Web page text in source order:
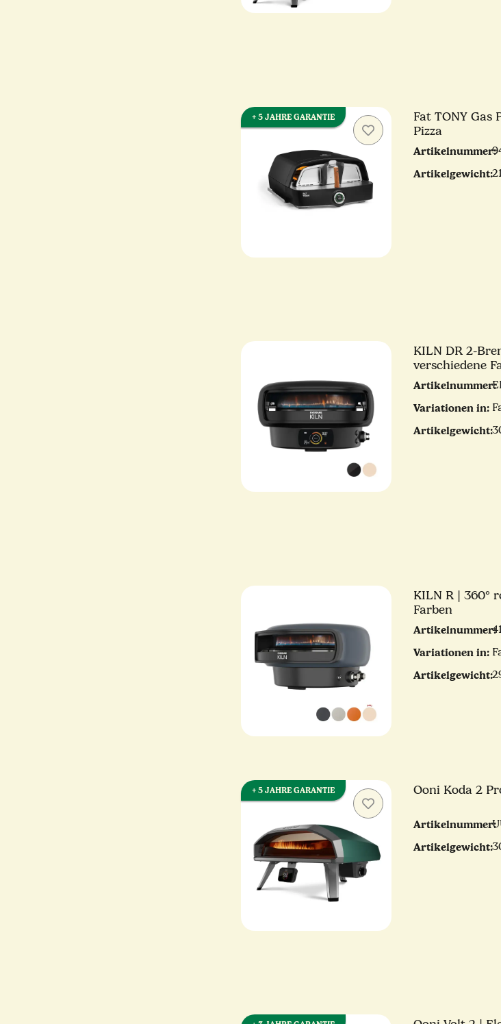
+ 5 JAHRE GARANTIE
Fat TONY Gas
Pizza
Artikelnummer:
Artikelgewicht:
KILN DR 2-
verschiedene
Artikelnummer:
Variationen in:
Artikelgewicht:
KILN R | 360°
Farben
Artikelnummer:
Variationen in:
Artikelgewicht:
+ 5 JAHRE GARANTIE Ooni Koda 2
Artikelnummer:
Artikelgewicht: